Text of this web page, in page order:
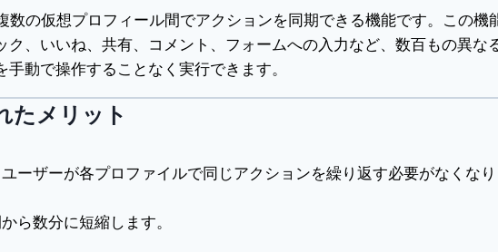
の仮想プロフィール間でアクションを同期できる機能です。この機
ク、いいね、共有、コメント、フォームへの入力など、数百もの異な
動で操作することなく実行できます。
たメリット
ーザーが各プロファイルで同じアクションを繰り返す必要がなくなり
ら数分に短縮します。